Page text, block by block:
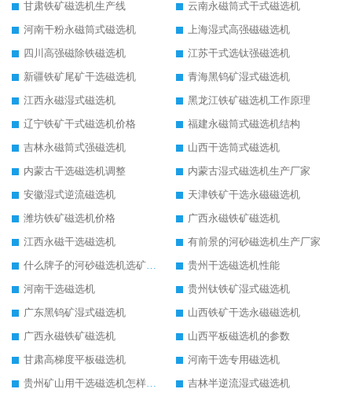
甘肃铁矿磁选机生产线
云南永磁筒式干式磁选机
河南干粉永磁筒式磁选机
上海湿式高强磁磁选机
四川高强磁除铁磁选机
江苏干式选钛强磁选机
新疆铁矿尾矿干选磁选机
青海黑钨矿湿式磁选机
江西永磁湿式磁选机
黑龙江铁矿磁选机工作原理
辽宁铁矿干式磁选机价格
福建永磁筒式磁选机结构
吉林永磁筒式强磁选机
山西干选筒式磁选机
内蒙古干选磁选机调整
内蒙古湿式磁选机生产厂家
安徽湿式逆流磁选机
天津铁矿干选永磁磁选机
潍坊铁矿磁选机价格
广西永磁铁矿磁选机
江西永磁干选磁选机
有前景的河砂磁选机生产厂家
什么牌子的河砂磁选机选矿效果好
贵州干选磁选机性能
河南干选磁选机
贵州钛铁矿湿式磁选机
广东黑钨矿湿式磁选机
山西铁矿干选永磁磁选机
广西永磁铁矿磁选机
山西平板磁选机的参数
甘肃高梯度平板磁选机
河南干选专用磁选机
贵州矿山用干选磁选机怎样调磁
吉林半逆流湿式磁选机